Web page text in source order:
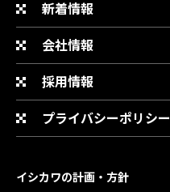
新着情報
会社情報
採用情報
プライバシーポリシー
イシカワの計画・方針